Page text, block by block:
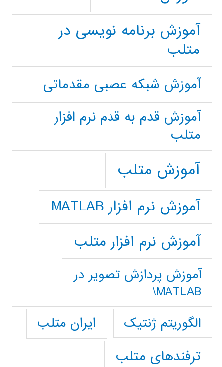
آموزش برنامه نویسی در
متلب
آموزش شبکه عصبی مقدماتی
آموزش قدم به قدم نرم افزار
متلب
آموزش متلب
آموزش نرم افزار MATLAB
آموزش نرم افزار متلب
آموزش پردازش تصوير در
MATLAB\
الگوریتم ژنتیک
ایران متلب
ترفندهای متلب